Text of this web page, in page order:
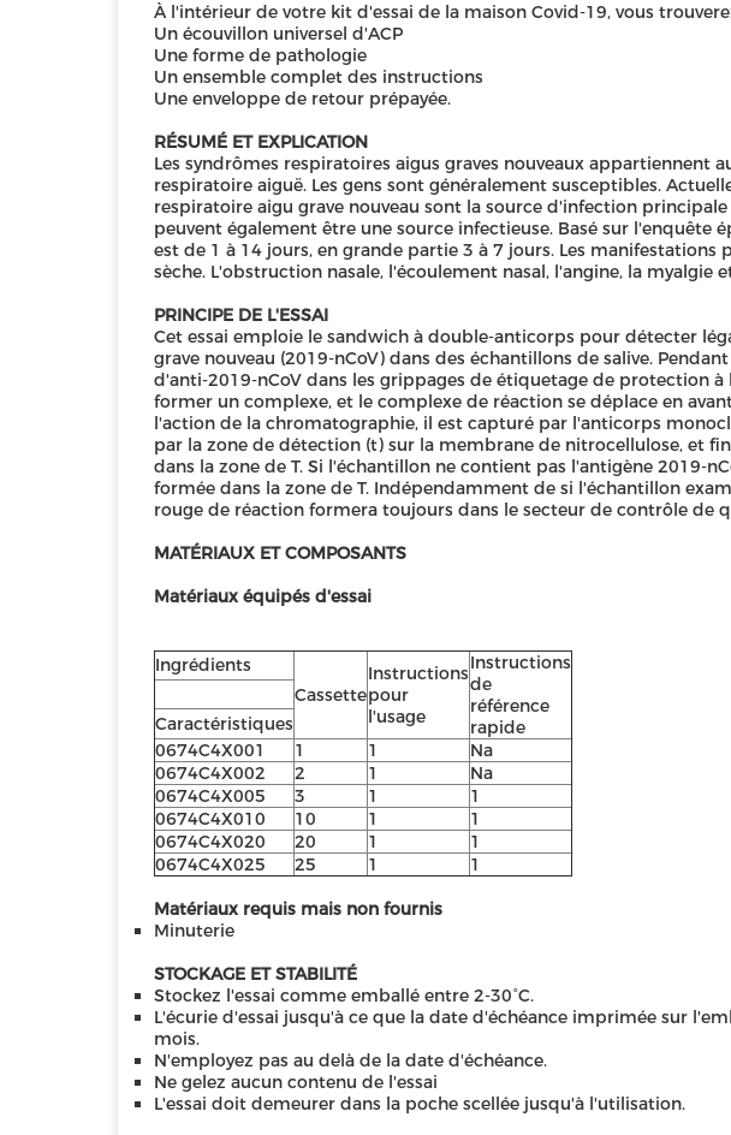
À l'intérieur de votre kit d'essai de la maison Covid-19, vous
Un écouvillon universel d'ACP
Une forme de pathologie
Un ensemble complet des instructions
Une enveloppe de retour prépayée.
RÉSUMÉ ET EXPLICATION
Les syndrômes respiratoires aigus graves nouveaux appartiennent
respiratoire aiguë. Les gens sont généralement susceptibles.
respiratoire aigu grave nouveau sont la source d'infection
peuvent également être une source infectieuse. Basé sur
est de 1 à 14 jours, en grande partie 3 à 7 jours. Les
sèche. L'obstruction nasale, l'écoulement nasal, l'angine, la myalgie
PRINCIPE DE L'ESSAI
Cet essai emploie le sandwich à double-anticorps pour détecter
grave nouveau (2019-nCoV) dans des échantillons de salive.
d'anti-2019-nCoV dans les grippages de étiquetage de protection
former un complexe, et le complexe de réaction se déplace en
l'action de la chromatographie, il est capturé par l'anticorps
par la zone de détection (t) sur la membrane de nitrocellulose, et
dans la zone de T. Si l'échantillon ne contient pas l'antigène 2019-
formée dans la zone de T. Indépendamment de si l'échantillon
rouge de réaction formera toujours dans le secteur de contrôle de
MATÉRIAUX ET COMPOSANTS
Matériaux équipés d'essai
Ingrédients
Cassette
Instructions
pour
l'usage
Instructions
de
référence
rapide
Caractéristiques
0674C4X001
1 1
Na
0674C4X002
2 1
Na
0674C4X005
3 1
1
0674C4X010
10 1
1
0674C4X020
20 1
1
0674C4X025
25 1 1
Matériaux requis mais non fournis
Minuterie
STOCKAGE ET STABILITÉ
Stockez l'essai comme emballé entre 2-30°C.
L'écurie d'essai jusqu'à ce que la date d'échéance imprimée sur
mois.
N'employez pas au delà de la date d'échéance.
Ne gelez aucun contenu de l'essai
L'essai doit demeurer dans la poche scellée jusqu'à l'utilisation.